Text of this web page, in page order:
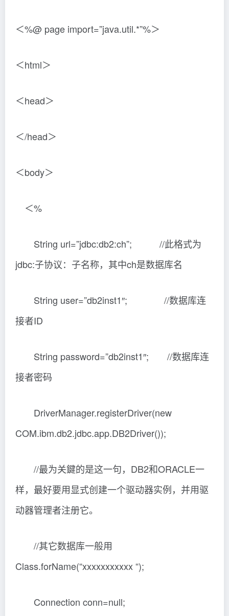
＜%@ page import=”java.util.*”%＞
＜html＞
＜head＞
＜/head＞
＜body＞
＜%
String url=”jdbc:db2:ch”; //此格式为
jdbc:子协议：子名称，其中ch是数据库名
String user=”db2inst1″; //数据库连
接者ID
String password=”db2inst1″; //数据库连
接者密码
DriverManager.registerDriver(new
COM.ibm.db2.jdbc.app.DB2Driver());
//最为关鍵的是这一句，DB2和ORACLE一
样，最好要用显式创建一个驱动器实例，并用驱
动器管理者注册它。
//其它数据库一般用
Class.forName(“xxxxxxxxxxx “);
Connection conn=null;